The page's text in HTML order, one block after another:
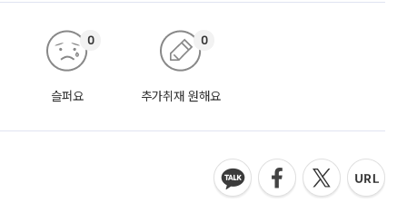
슬퍼요
0
추가취재 원해요
0